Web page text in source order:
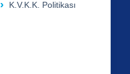
K.V.K.K. Politikası